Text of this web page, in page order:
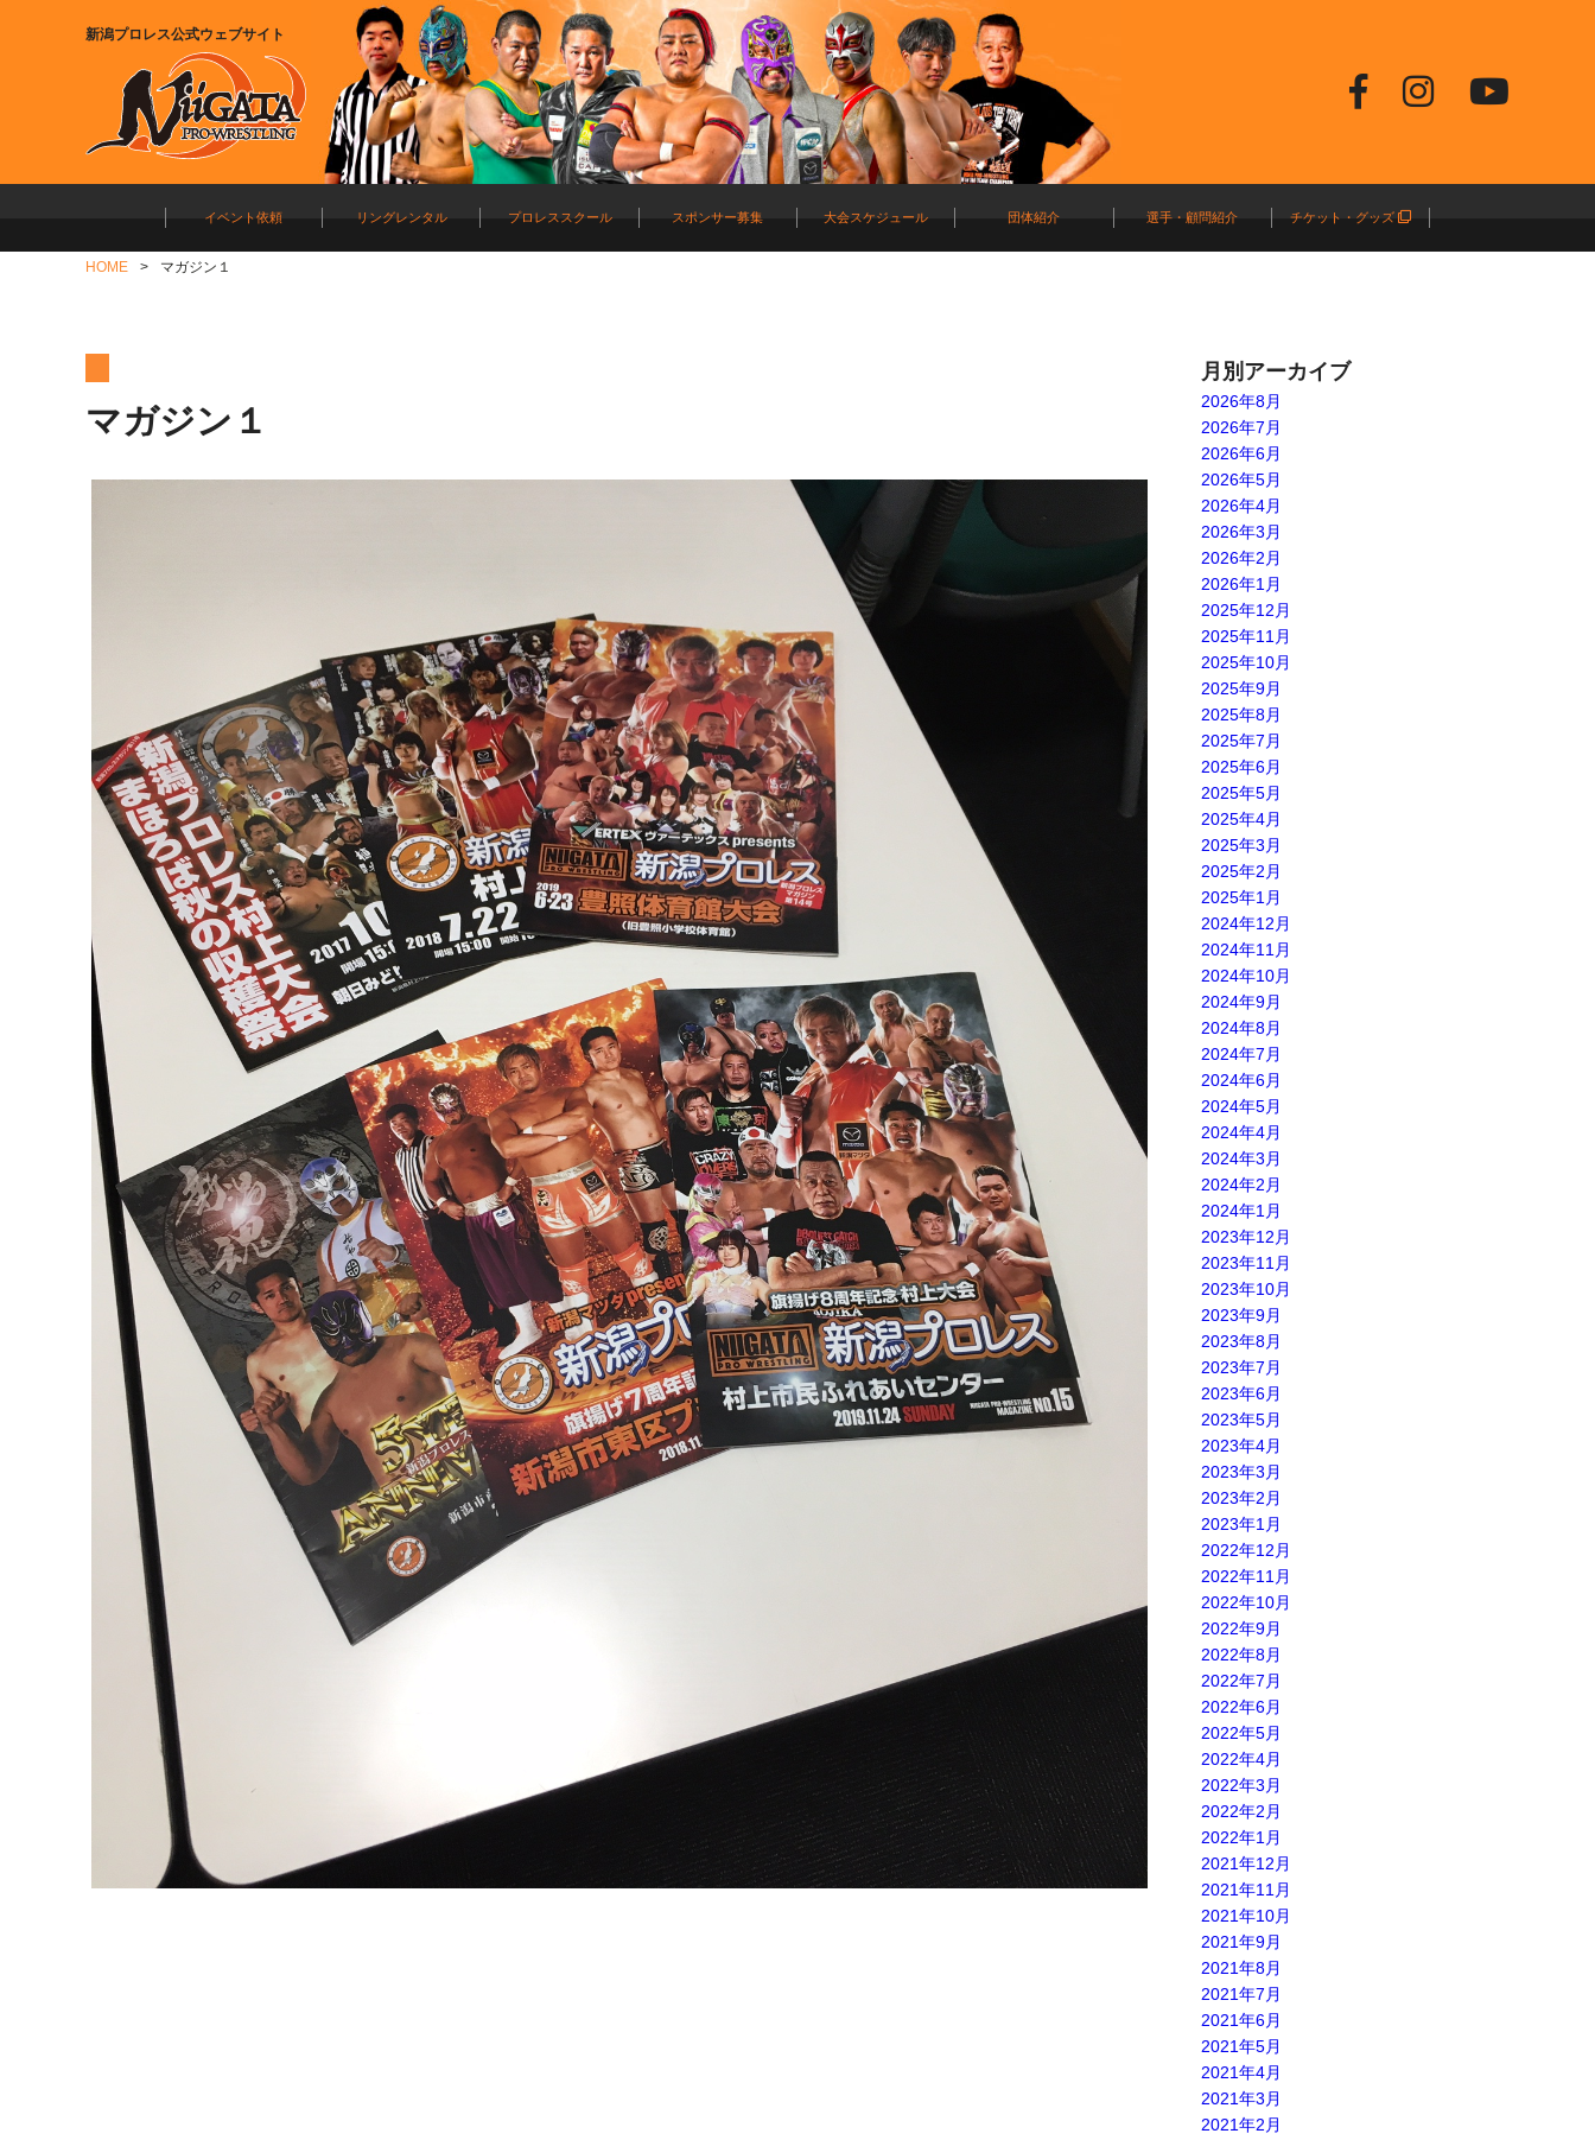
新潟プロレス公式ウェブサイト
イベント依頼 リングレンタル プロレススクール スポンサー募集 大会スケジュール 団体紹介 選手・顧問紹介 チケット・グッズ
HOME マガジン１
マガジン１
月別アーカイブ
2026年8月
2026年7月
2026年6月
2026年5月
2026年4月
2026年3月
2026年2月
2026年1月
2025年12月
2025年11月
2025年10月
2025年9月
2025年8月
2025年7月
2025年6月
2025年5月
2025年4月
2025年3月
2025年2月
2025年1月
2024年12月
2024年11月
2024年10月
2024年9月
2024年8月
2024年7月
2024年6月
2024年5月
2024年4月
2024年3月
2024年2月
2024年1月
2023年12月
2023年11月
2023年10月
2023年9月
2023年8月
2023年7月
2023年6月
2023年5月
2023年4月
2023年3月
2023年2月
2023年1月
2022年12月
2022年11月
2022年10月
2022年9月
2022年8月
2022年7月
2022年6月
2022年5月
2022年4月
2022年3月
2022年2月
2022年1月
2021年12月
2021年11月
2021年10月
2021年9月
2021年8月
2021年7月
2021年6月
2021年5月
2021年4月
2021年3月
2021年2月